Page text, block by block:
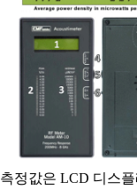
측정값은 LCD 디스